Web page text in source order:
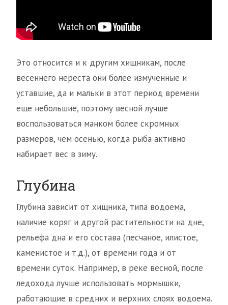
Это относится и к другим хищникам, после
весеннего нереста они более измученные и
уставшие, да и мальки в этот период времени
еще небольшие, поэтому весной лучше
воспользоваться манком более скромных
размеров, чем осенью, когда рыба активно
набирает вес в зиму.
Глубина
Глубина зависит от хищника, типа водоема,
наличие коряг и другой растительности на дне,
рельефа дна и его состава (песчаное, илистое,
каменистое и т.д.), от времени года и от
времени суток. Например, в реке весной, после
ледохода лучше использовать мормышки,
работающие в средних и верхних слоях водоема.